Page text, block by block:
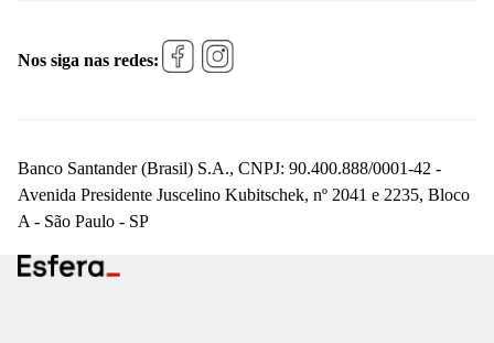
Nos siga nas redes:
Banco Santander (Brasil) S.A., CNPJ: 90.400.888/0001-42 -
Avenida Presidente Juscelino Kubitschek, nº 2041 e 2235, Bloco
A - São Paulo - SP